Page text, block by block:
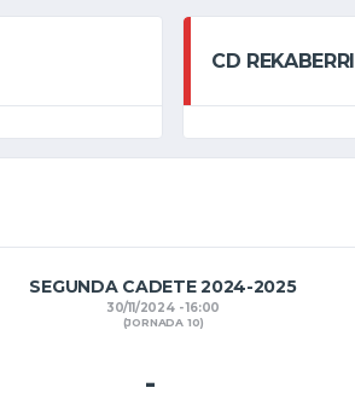
CD REKABERRI
SEGUNDA CADETE 2024-2025
30/11/2024 - 16:00
(JORNADA 10)
-